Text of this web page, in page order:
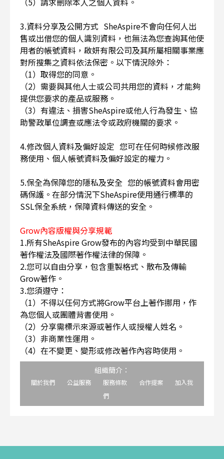
3.資料分享及公開方式 SheAspire不會向任何人出
售或出借您的個人識別資料，也無法為您查詢其他使
用者的帳號資料，啟妍有限公司及其所屬相關事業應
對所搜集之資料依法保密。以下情況除外：
（1）取得您的同意。
（2）需要與其他人士或公司共用您的資料，才能夠
提供您要求的產品或服務。
（3）有違法、損害SheAspire或他人行為發生、協
助警政單位調查或應法令或政府機關的要求。
4.修改個人資料及偏好設定 您可在任何時候修改服
務使用、個人帳號資料及偏好設定的權力。
5.保全為保障您的隱私及安全 您的帳號資料會用密
碼保護。在部分情況下SheAspire使用通行標準的
SSL保全系統，保障資料傳送的安全。
Grow內容版權與分享規範
1.所有SheAspire Grow發布的內容均受到中華民國
著作權法及國際著作權法律的保障。
2.您可以自由分享，包含重製格式、散布及傳輸
Grow著作。
3.您須遵守：
（1）不得以任何方式將Grow平台上著作挪用，作
為您個人或團體背書使用。
（2）分享需標示來源或著作人或授權人姓名。
（3）非商業性運用。
（4）在不變更、變形或修改著作內容時使用。
組織簡介：
關於我們 公益服務 服務條款 合作提案
加入我
們